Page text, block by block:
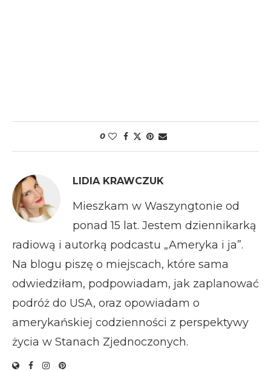
0
LIDIA KRAWCZUK
Mieszkam w Waszyngtonie od
ponad 15 lat. Jestem dziennikarką
radiową i autorką podcastu „Ameryka i ja”.
Na blogu piszę o miejscach, które sama
odwiedziłam, podpowiadam, jak zaplanować
podróż do USA, oraz opowiadam o
amerykańskiej codzienności z perspektywy
życia w Stanach Zjednoczonych.